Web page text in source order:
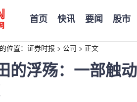
首页 快讯 要闻 股市
位置： 证券时报 > 公司 > 正文
的浮殇：一部触